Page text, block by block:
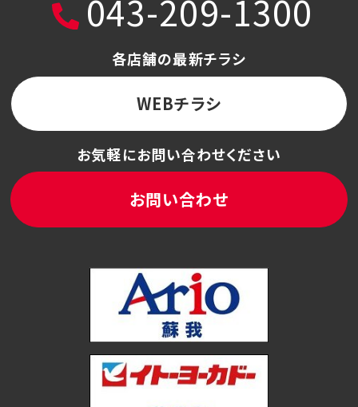
043-209-1300
各店舗の最新チラシ
WEBチラシ
お気軽にお問い合わせください
お問い合わせ